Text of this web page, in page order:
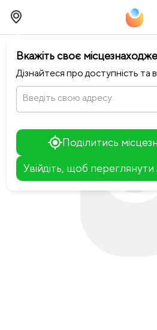
Вкажіть своє
Дізнайтеся про доступність та
Введіть свою адресу
Поділитись
Увійдіть, щоб
chevron_leftПовернутися до Dark Blue